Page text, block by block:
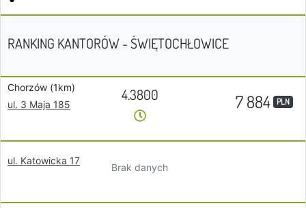
RANKING KANTORÓW - ŚWIĘTOCHŁOWICE
Chorzów (1km)
ul. 3 Maja 185
4.3800 7 884 PLN
ul. Katowicka 17
Brak danych